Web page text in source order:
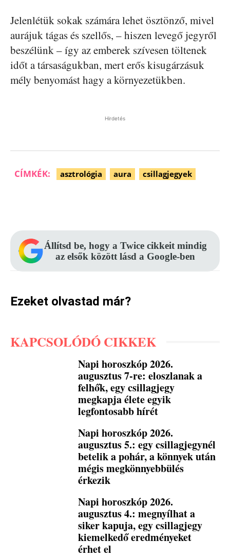
Jelenlétük sokak számára lehet ösztönző, mivel
aurájuk tágas és szellős, – hiszen levegő jegyről
beszélünk – így az emberek szívesen töltenek
időt a társaságukban, mert erős kisugárzásuk
mély benyomást hagy a környezetükben.
Hirdetés
CÍMKÉK: asztrológia aura csillagjegyek
Állítsd be, hogy a Twice cikkeit mindig
az elsők között lásd a Google-ben
Ezeket olvastad már?
KAPCSOLÓDÓ CIKKEK
Napi horoszkóp 2026.
augusztus 7-re: eloszlanak a
felhők, egy csillagjegy
megkapja élete egyik
legfontosabb hírét
Napi horoszkóp 2026.
augusztus 5.: egy csillagjegynél
betelik a pohár, a könnyek után
mégis megkönnyebbülés
érkezik
Napi horoszkóp 2026.
augusztus 4.: megnyílhat a
siker kapuja, egy csillagjegy
kiemelkedő eredményeket
érhet el